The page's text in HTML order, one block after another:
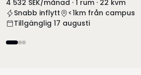
4 532 SEK/månad · 1 rum · 22 kvm
Snabb inflytt
<1km från campus
Tillgänglig 17 augusti